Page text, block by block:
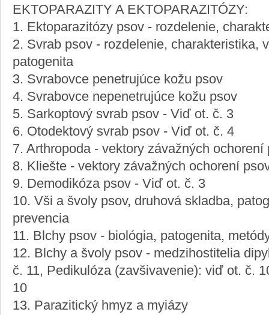
EKTOPARAZITY A EKTOPARAZITÓZY:
1. Ektoparazitózy psov - rozdelenie,
2. Svrab psov - rozdelenie, charakteristika,
patogenita
3. Svrabovce penetrujúce kožu psov
4. Svrabovce nepenetrujúce kožu psov
5. Sarkoptový svrab psov - Viď ot. č. 3
6. Otodektový svrab psov - Viď ot. č. 4
7. Arthropoda - vektory závažných ochorení
8. Kliešte - vektory závažných ochorení
9. Demodikóza psov - Viď ot. č. 3
10. Vši a švoly psov, druhová skladba,
prevencia
11. Blchy psov - biológia, patogenita,
12. Blchy a švoly psov - medzihostitelia
č. 11, Pedikulóza (zavšivavenie): viď ot. č.
10
13. Parazitický hmyz a myiázy